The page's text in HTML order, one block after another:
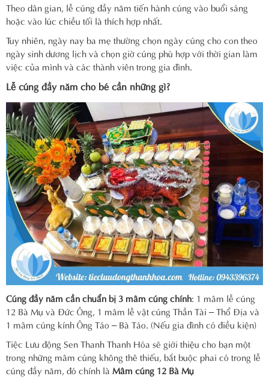
Theo dân gian, lễ cúng đầy năm tiến hành cúng vào buổi sáng
hoặc vào lúc chiều tối là thích hợp nhất.
Tuy nhiên, ngày nay ba mẹ thường chọn ngày cúng cho con theo
ngày sinh dương lịch và chọn giờ cúng phù hợp với thời gian làm
việc của mình và các thành viên trong gia đình.
Lễ cúng đầy năm cho bé cần những gì?
Cúng đầy năm cần chuẩn bị 3 mâm cúng chính: 1 mâm lễ cúng
12 Bà Mụ và Đức Ông, 1 mâm lễ vật cúng Thần Tài – Thổ Địa và
1 mâm cúng kính Ông Táo – Bà Táo. (Nếu gia đình có điều kiện)
Tiệc Lưu động Sen Thanh Thanh Hóa sẽ giới thiệu cho bạn một
trong những mâm cúng không thê thiếu, bắt buộc phai có trong lễ
cúng đầy năm, đó chính là Mâm cúng 12 Bà Mụ